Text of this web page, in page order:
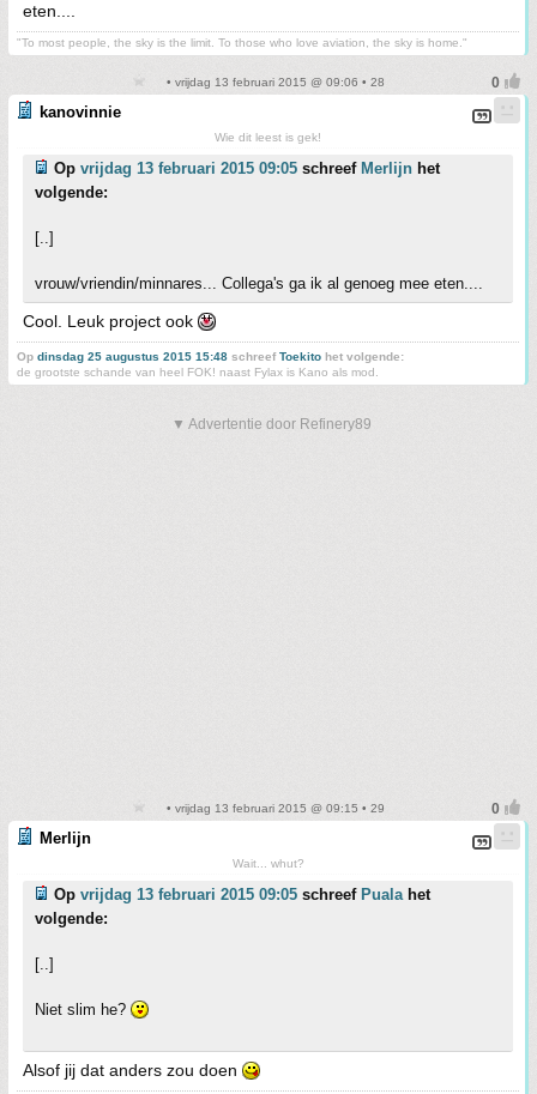
eten....
"To most people, the sky is the limit. To those who love aviation, the sky is home."
• vrijdag 13 februari 2015 @ 09:06 • 28
kanovinnie
Wie dit leest is gek!
Op vrijdag 13 februari 2015 09:05 schreef Merlijn het
volgende:
[..]
vrouw/vriendin/minnares... Collega's ga ik al genoeg mee eten....
Cool. Leuk project ook
Op dinsdag 25 augustus 2015 15:48 schreefToekito het volgende:
de grootste schande van heel FOK! naast Fylax is Kano als mod.
▼ Advertentie door Refinery89
• vrijdag 13 februari 2015 @ 09:15 • 29
Merlijn
Wait... whut?
Op vrijdag 13 februari 2015 09:05 schreef Pualahet
volgende:
[..]
Niet slim he?
Alsof jij dat anders zou doen